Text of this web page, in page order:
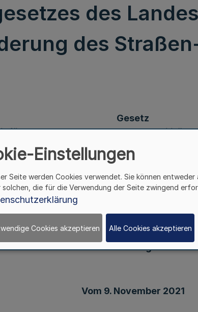
des
des
Gesetz
des Fahrrad- und
Westfalen sowie zur Änderung des
beschlossen, das hiermit verkündet wird:
Einführung des Fahrrad- und
Westfalen sowie zur Änderung des
Vom 9. November 2021
Einstellungen
Seite werden Cookies verwendet. Sie können entweder
solchen, die für die Verwendung der Seite zwingend
Cookies akzeptieren Alle Cookies akzeptieren